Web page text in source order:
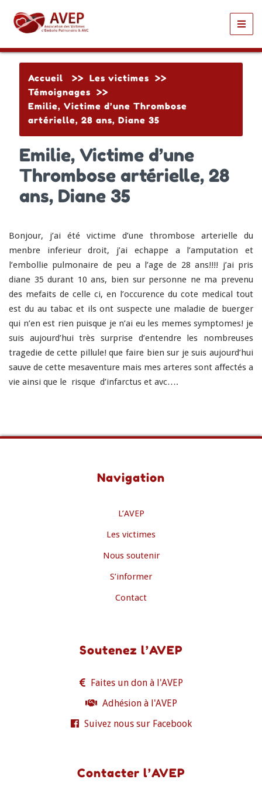
Accueil >> Les victimes >>
Témoignages >>
Emilie, Victime d’une Thrombose
artérielle, 28 ans, Diane 35
Emilie, Victime d’une
Thrombose artérielle, 28
ans, Diane 35
Bonjour, j’ai été victime d’une thrombose arterielle du
menbre inferieur droit, j’ai echappe a l’amputation et
l’embollie pulmonaire de peu a l’age de 28 ans!!!! j’ai pris
diane 35 durant 10 ans, bien sur personne ne ma prevenu
des mefaits de celle ci, en l’occurence du cote medical tout
est du au tabac et ils ont suspecte une maladie de buerger
qui n’en est rien puisque je n’ai eu les memes symptomes! je
suis aujourd’hui très surprise d’entendre les nombreuses
tragedie de cette pillule! que faire bien sur je suis aujourd’hui
sauve de cette mesaventure mais mes arteres sont affectés a
vie ainsi que le risque d’infarctus et avc….
Navigation
L’AVEP
Les victimes
Nous soutenir
S’informer
Contact
Soutenez l’AVEP
Faites un don à l'AVEP
Adhésion à l'AVEP
Suivez nous sur Facebook
Contacter l’AVEP